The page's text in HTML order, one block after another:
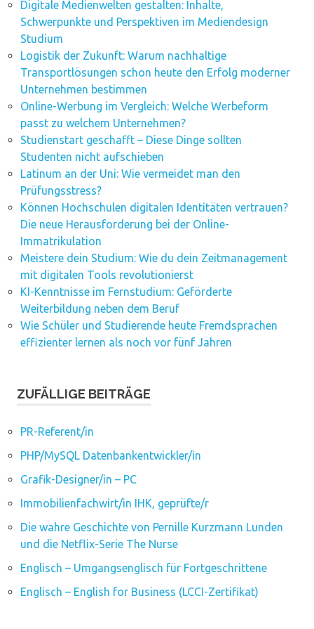
Digitale Medienwelten gestalten: Inhalte,
Schwerpunkte und Perspektiven im Mediendesign
Studium
Logistik der Zukunft: Warum nachhaltige
Transportlösungen schon heute den Erfolg moderner
Unternehmen bestimmen
Online-Werbung im Vergleich: Welche Werbeform
passt zu welchem Unternehmen?
Studienstart geschafft – Diese Dinge sollten
Studenten nicht aufschieben
Latinum an der Uni: Wie vermeidet man den
Prüfungsstress?
Können Hochschulen digitalen Identitäten vertrauen?
Die neue Herausforderung bei der Online-
Immatrikulation
Meistere dein Studium: Wie du dein Zeitmanagement
mit digitalen Tools revolutionierst
KI-Kenntnisse im Fernstudium: Geförderte
Weiterbildung neben dem Beruf
Wie Schüler und Studierende heute Fremdsprachen
effizienter lernen als noch vor fünf Jahren
ZUFÄLLIGE BEITRÄGE
PR-Referent/in
PHP/MySQL Datenbankentwickler/in
Grafik-Designer/in – PC
Immobilienfachwirt/in IHK, geprüfte/r
Die wahre Geschichte von Pernille Kurzmann Lunden
und die Netflix-Serie The Nurse
Englisch – Umgangsenglisch für Fortgeschrittene
Englisch – English for Business (LCCI-Zertifikat)